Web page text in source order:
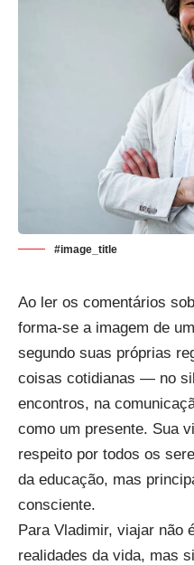
#image_title
Ao ler os comentários
forma-se a imagem de
segundo suas próprias
coisas cotidianas — no
encontros, na
como um presente. Sua
respeito por todos os
da educação, mas
consciente.
Para Vladimir, viajar não
realidades da vida, mas